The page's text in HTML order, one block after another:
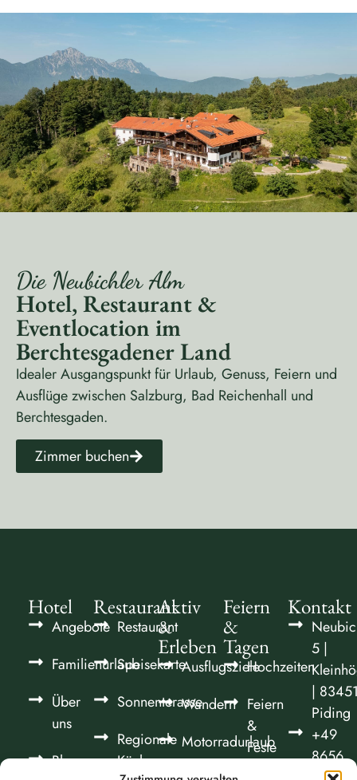
Die Neubichler Alm
Hotel, Restaurant &
Eventlocation im
Berchtesgadener Land
Idealer Ausgangspunkt für Urlaub, Genuss, Feiern und
Ausflüge zwischen Salzburg, Bad Reichenhall und
Berchtesgaden.
Zimmer buchen
Hotel
Angebote
Familienurlaub
Über
uns
Blog
Restaurant
Restaurant
Speisekarte
Sonnenterasse
Regionale
Küche
Aktiv
&
Erleben
Ausflugsziele
Wandern
Motorradurlaub
Feiern
&
Tagen
Hochzeiten
Feiern
&
Feste
Kontakt
5 |
|
Piding
+49
8656